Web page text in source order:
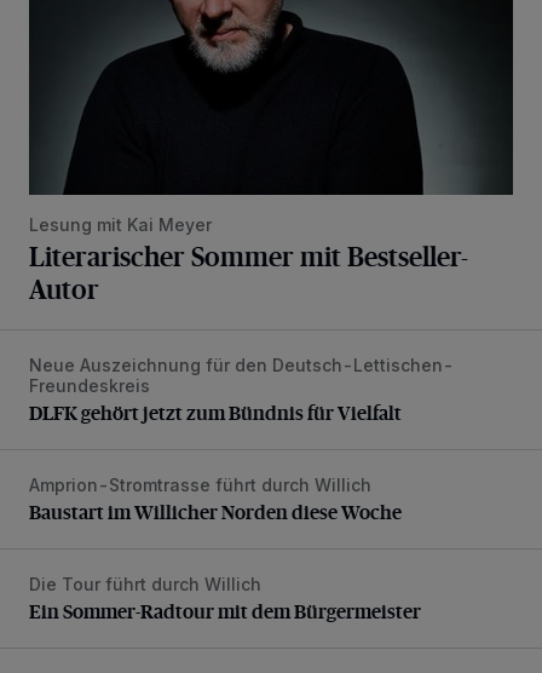
Lesung mit Kai Meyer
Literarischer Sommer mit Bestseller-
Autor
DLFK gehört jetzt zum Bündnis für Vielfalt
Neue Auszeichnung für den Deutsch-Lettischen-
Freundeskreis
DLFK gehört jetzt zum Bündnis für Vielfalt
Baustart im Willicher Norden diese Woche
Amprion-Stromtrasse führt durch Willich
Baustart im Willicher Norden diese Woche
Ein Sommer-Radtour mit dem Bürgermeister
Die Tour führt durch Willich
Ein Sommer-Radtour mit dem Bürgermeister